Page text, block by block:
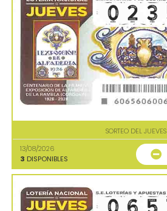
SORTEO DEL JUEVES
13/08/2026
3 DISPONIBLES